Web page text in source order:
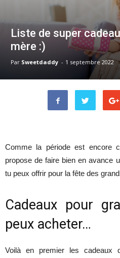
Liste de super
mère :)
Par Sweetdaddy - 1 septembre 2022
Comme la période est encore
propose de faire bien en avance
tu peux offrir pour la fête des
Cadeaux pour
peux acheter…
Voilà en premier les cadeaux